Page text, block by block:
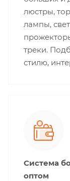
люстры,
лампы,
треки.
стилю,
Система
оптом